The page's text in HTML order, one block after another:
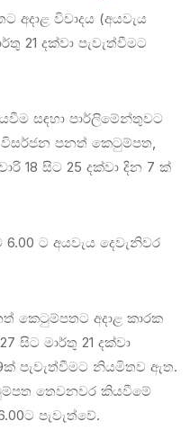
විවාදය (අයවැය
21 දක්වා පැවැත්වීමට
සඳහා පාර්ලිමේන්තුවට
විසර්ජන පනත් කෙටුම්පත,
18 සිට 25 දක්වා දින 7 ක්
ට අයවැය දෙවැනිවර
කෙටුම්පතට අදාළ කාරක
සිට මාර්තු 21 දක්වා
පැවැත්වීමට නියමිතව ඇත.
තෙවනවර කියවීමේ
පැවැත්වේ.